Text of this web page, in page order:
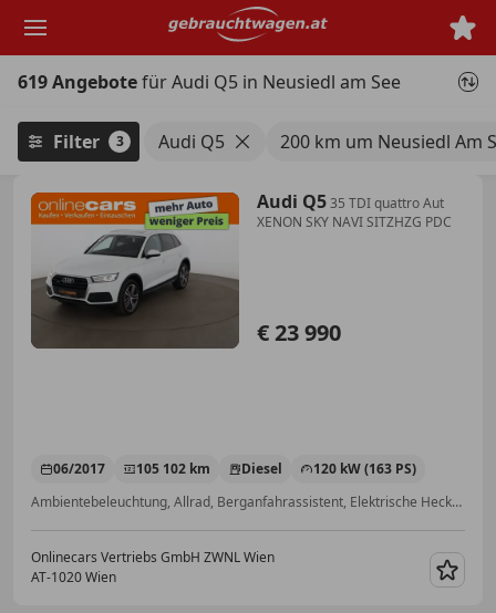
Hauptinhalt
619 Angebotefür Audi Q5 in Neusiedl am See
Filter 3 Audi Q5 200 km um Neusiedl Am
Audi Q535 TDI quattro Aut
XENON SKY NAVI SITZHZG PDC
€ 23 990
06/2017 105 102 km Diesel
120 kW (163 PS)
Ambientebeleuchtung, Allrad, Berganfahrassistent, Elektrische Heckklappe, Panoramadach, Multifunktionslenkrad, Schiebedach, Einparkhilfe Sensoren vorne
Onlinecars Vertriebs GmbH ZWNL Wien
AT-1020 Wien